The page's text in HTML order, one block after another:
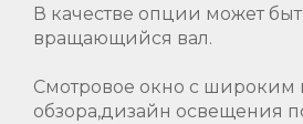
В качестве опции может
вращающийся вал.
Смотровое окно с широким
обзора,дизайн освещения